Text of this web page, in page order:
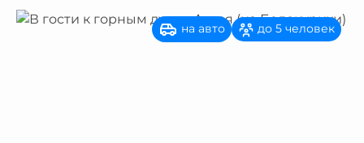
на авто до 5 человек